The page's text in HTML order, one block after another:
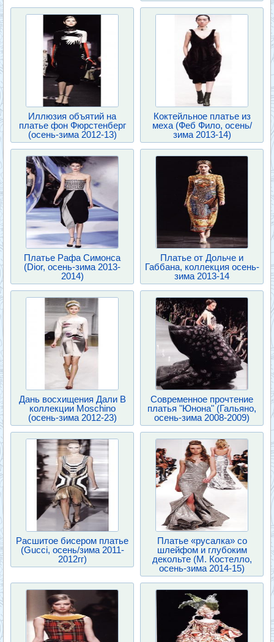
Иллюзия объятий на
платье фон Фюрстенберг
(осень-зима 2012-13)
Коктейльное платье из
меха (Феб Фило, осень/
зима 2013-14)
Платье Рафа Симонса
(Dior, осень-зима 2013-
2014)
Платье от Дольче и
Габбана, коллекция осень-
зима 2013-14
Дань восхищения Дали В
коллекции Moschino
(осень-зима 2012-23)
Современное прочтение
платья "Юнона" (Гальяно,
осень-зима 2008-2009)
Расшитое бисером платье
(Gucci, осень/зима 2011-
2012гг)
Платье «русалка» со
шлейфом и глубоким
декольте (М. Костелло,
осень-зима 2014-15)